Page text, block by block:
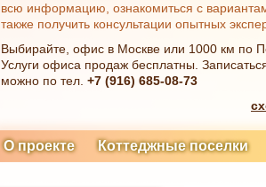
всю информацию, ознакомиться с
также получить консультации опытных
Выбирайте, офис в Москве или 1000 км по
Услуги офиса продаж бесплатны.
можно по тел. +7 (916) 685-08-73
О проекте Коттеджные поселки